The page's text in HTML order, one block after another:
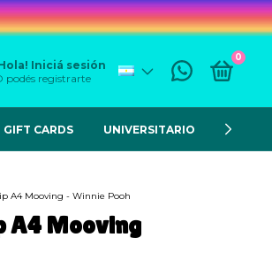
Iniciá sesión
podés registrarte
0
GIFT CARDS UNIVERSITARIO
A4 Mooving - Winnie Pooh
A4 Mooving